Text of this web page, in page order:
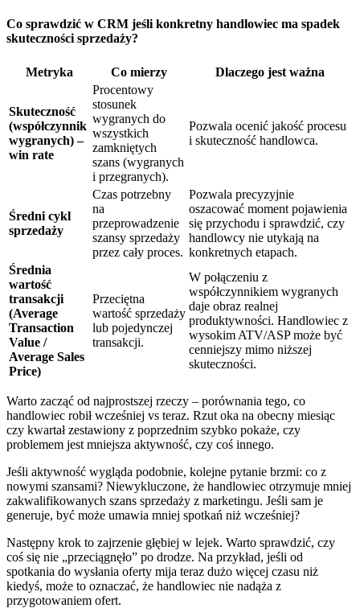
Co sprawdzić w CRM jeśli konkretny handlowiec ma spadek
skuteczności sprzedaży?
Metryka Co mierzy Dlaczego jest ważna
Skuteczność
(współczynnik
wygranych) –
win rate
Procentowy
stosunek
wygranych do
wszystkich
zamkniętych
szans (wygranych
i przegranych).
Pozwala ocenić jakość procesu
i skuteczność handlowca.
Średni cykl
sprzedaży
Czas potrzebny
na
przeprowadzenie
szansy sprzedaży
przez cały proces.
Pozwala precyzyjnie
oszacować moment pojawienia
się przychodu i sprawdzić, czy
handlowcy nie utykają na
konkretnych etapach.
Średnia
wartość
transakcji
(Average
Transaction
Value /
Average Sales
Price)
Przeciętna
wartość sprzedaży
lub pojedynczej
transakcji.
W połączeniu z
współczynnikiem wygranych
daje obraz realnej
produktywności. Handlowiec z
wysokim ATV/ASP może być
cenniejszy mimo niższej
skuteczności.
Warto zacząć od najprostszej rzeczy – porównania tego, co
handlowiec robił wcześniej vs teraz. Rzut oka na obecny miesiąc
czy kwartał zestawiony z poprzednim szybko pokaże, czy
problemem jest mniejsza aktywność, czy coś innego.
Jeśli aktywność wygląda podobnie, kolejne pytanie brzmi: co z
nowymi szansami? Niewykluczone, że handlowiec otrzymuje mniej
zakwalifikowanych szans sprzedaży z marketingu. Jeśli sam je
generuje, być może umawia mniej spotkań niż wcześniej?
Następny krok to zajrzenie głębiej w lejek. Warto sprawdzić, czy
coś się nie „przeciągnęło” po drodze. Na przykład, jeśli od
spotkania do wysłania oferty mija teraz dużo więcej czasu niż
kiedyś, może to oznaczać, że handlowiec nie nadąża z
przygotowaniem ofert.